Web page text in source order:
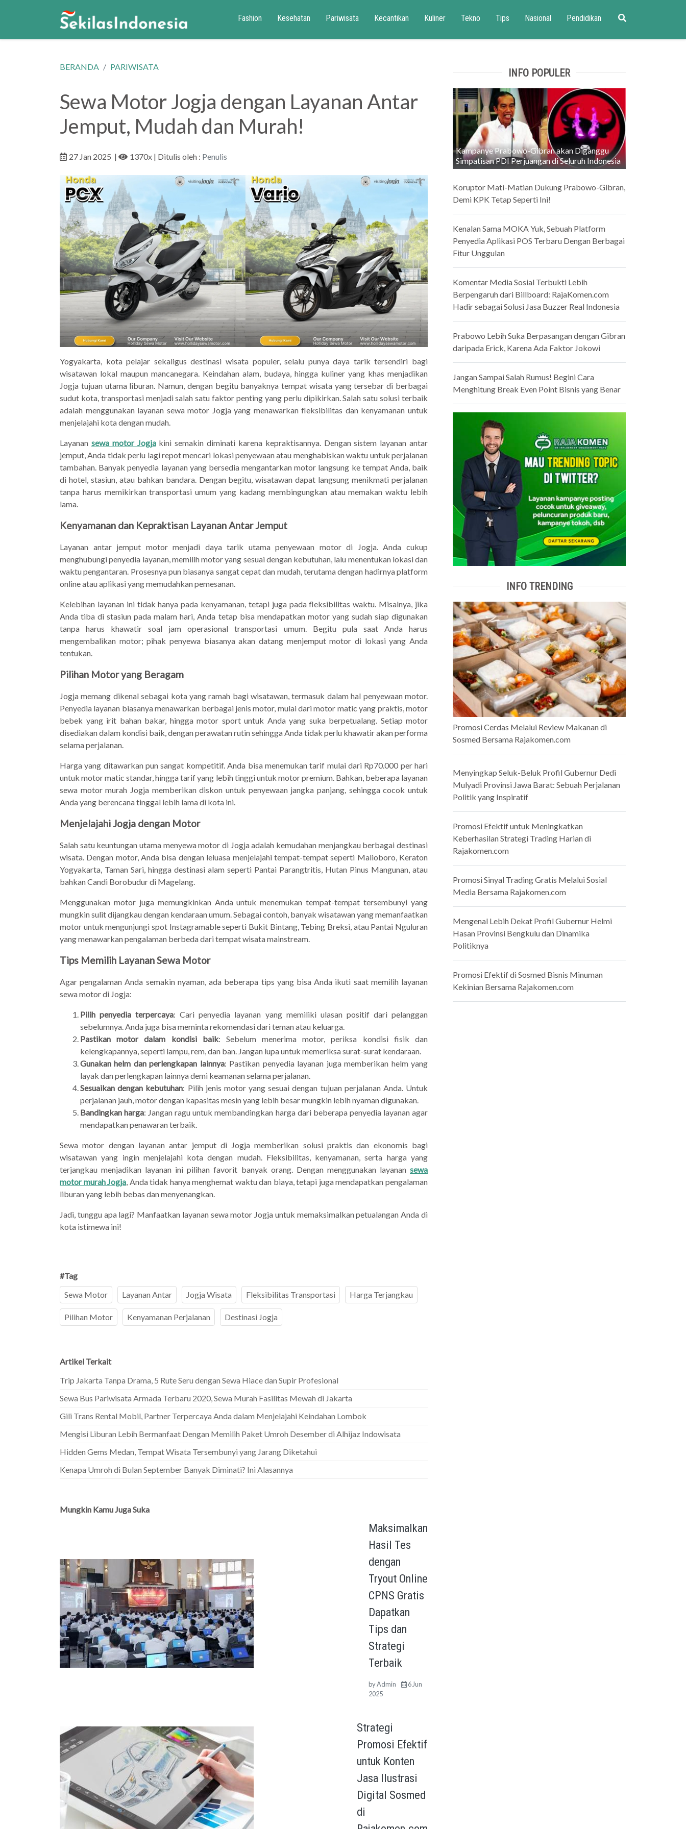
Fashion Kesehatan Pariwisata Kecantikan Kuliner Tekno Tips Nasional Pendidikan
BERANDA PARIWISATA
Sewa Motor Jogja dengan Layanan Antar
Jemput, Mudah dan Murah!
27 Jan 2025 | 1370x | Ditulis oleh : Penulis
Yogyakarta, kota pelajar sekaligus destinasi wisata populer, selalu punya daya tarik tersendiri bagi
wisatawan lokal maupun mancanegara. Keindahan alam, budaya, hingga kuliner yang khas menjadikan
Jogja tujuan utama liburan. Namun, dengan begitu banyaknya tempat wisata yang tersebar di berbagai
sudut kota, transportasi menjadi salah satu faktor penting yang perlu dipikirkan. Salah satu solusi terbaik
adalah menggunakan layanan sewa motor Jogja yang menawarkan fleksibilitas dan kenyamanan untuk
menjelajahi kota dengan mudah.
Layanan sewa motor Jogjakini semakin diminati karena kepraktisannya. Dengan sistem layanan antar
jemput, Anda tidak perlu lagi repot mencari lokasi penyewaan atau menghabiskan waktu untuk perjalanan
tambahan. Banyak penyedia layanan yang bersedia mengantarkan motor langsung ke tempat Anda, baik
di hotel, stasiun, atau bahkan bandara. Dengan begitu, wisatawan dapat langsung menikmati perjalanan
tanpa harus memikirkan transportasi umum yang kadang membingungkan atau memakan waktu lebih
lama.
Kenyamanan dan Kepraktisan Layanan Antar Jemput
Layanan antar jemput motor menjadi daya tarik utama penyewaan motor di Jogja. Anda cukup
menghubungi penyedia layanan, memilih motor yang sesuai dengan kebutuhan, lalu menentukan lokasi dan
waktu pengantaran. Prosesnya pun biasanya sangat cepat dan mudah, terutama dengan hadirnya platform
online atau aplikasi yang memudahkan pemesanan.
Kelebihan layanan ini tidak hanya pada kenyamanan, tetapi juga pada fleksibilitas waktu. Misalnya, jika
Anda tiba di stasiun pada malam hari, Anda tetap bisa mendapatkan motor yang sudah siap digunakan
tanpa harus khawatir soal jam operasional transportasi umum. Begitu pula saat Anda harus
mengembalikan motor; pihak penyewa biasanya akan datang menjemput motor di lokasi yang Anda
tentukan.
Pilihan Motor yang Beragam
Jogja memang dikenal sebagai kota yang ramah bagi wisatawan, termasuk dalam hal penyewaan motor.
Penyedia layanan biasanya menawarkan berbagai jenis motor, mulai dari motor matic yang praktis, motor
bebek yang irit bahan bakar, hingga motor sport untuk Anda yang suka berpetualang. Setiap motor
disediakan dalam kondisi baik, dengan perawatan rutin sehingga Anda tidak perlu khawatir akan performa
selama perjalanan.
Harga yang ditawarkan pun sangat kompetitif. Anda bisa menemukan tarif mulai dari Rp70.000 per hari
untuk motor matic standar, hingga tarif yang lebih tinggi untuk motor premium. Bahkan, beberapa layanan
sewa motor murah Jogja memberikan diskon untuk penyewaan jangka panjang, sehingga cocok untuk
Anda yang berencana tinggal lebih lama di kota ini.
Menjelajahi Jogja dengan Motor
Salah satu keuntungan utama menyewa motor di Jogja adalah kemudahan menjangkau berbagai destinasi
wisata. Dengan motor, Anda bisa dengan leluasa menjelajahi tempat-tempat seperti Malioboro, Keraton
Yogyakarta, Taman Sari, hingga destinasi alam seperti Pantai Parangtritis, Hutan Pinus Mangunan, atau
bahkan Candi Borobudur di Magelang.
Menggunakan motor juga memungkinkan Anda untuk menemukan tempat-tempat tersembunyi yang
mungkin sulit dijangkau dengan kendaraan umum. Sebagai contoh, banyak wisatawan yang memanfaatkan
motor untuk mengunjungi spot Instagramable seperti Bukit Bintang, Tebing Breksi, atau Pantai Nguluran
yang menawarkan pengalaman berbeda dari tempat wisata mainstream.
Tips Memilih Layanan Sewa Motor
Agar pengalaman Anda semakin nyaman, ada beberapa tips yang bisa Anda ikuti saat memilih layanan
sewa motor di Jogja:
Pilih penyedia terpercaya: Cari penyedia layanan yang memiliki ulasan positif dari pelanggan
sebelumnya. Anda juga bisa meminta rekomendasi dari teman atau keluarga.
Pastikan motor dalam kondisi baik: Sebelum menerima motor, periksa kondisi fisik dan
kelengkapannya, seperti lampu, rem, dan ban. Jangan lupa untuk memeriksa surat-surat kendaraan.
Gunakan helm dan perlengkapan lainnya: Pastikan penyedia layanan juga memberikan helm yang
layak dan perlengkapan lainnya demi keamanan selama perjalanan.
Sesuaikan dengan kebutuhan: Pilih jenis motor yang sesuai dengan tujuan perjalanan Anda. Untuk
perjalanan jauh, motor dengan kapasitas mesin yang lebih besar mungkin lebih nyaman digunakan.
Bandingkan harga: Jangan ragu untuk membandingkan harga dari beberapa penyedia layanan agar
mendapatkan penawaran terbaik.
Sewa motor dengan layanan antar jemput di Jogja memberikan solusi praktis dan ekonomis bagi
wisatawan yang ingin menjelajahi kota dengan mudah. Fleksibilitas, kenyamanan, serta harga yang
terjangkau menjadikan layanan ini pilihan favorit banyak orang. Dengan menggunakan layanan sewa
motor murah Jogja , Anda tidak hanya menghemat waktu dan biaya, tetapi juga mendapatkan pengalaman
liburan yang lebih bebas dan menyenangkan.
Jadi, tunggu apa lagi? Manfaatkan layanan sewa motor Jogja untuk memaksimalkan petualangan Anda di
kota istimewa ini!
#Tag
Sewa Motor
Layanan Antar Jogja Wisata Fleksibilitas Transportasi Harga Terjangkau
Pilihan Motor Kenyamanan Perjalanan Destinasi Jogja
Artikel Terkait
Trip Jakarta Tanpa Drama, 5 Rute Seru dengan Sewa Hiace dan Supir Profesional
Sewa Bus Pariwisata Armada Terbaru 2020, Sewa Murah Fasilitas Mewah di Jakarta
Gili Trans Rental Mobil, Partner Terpercaya Anda dalam Menjelajahi Keindahan Lombok
Mengisi Liburan Lebih Bermanfaat Dengan Memilih Paket Umroh Desember di Alhijaz Indowisata
Hidden Gems Medan, Tempat Wisata Tersembunyi yang Jarang Diketahui
Kenapa Umroh di Bulan September Banyak Diminati? Ini Alasannya
Mungkin Kamu Juga Suka
Maksimalkan
Hasil Tes
dengan
Tryout Online
CPNS Gratis
Dapatkan
Tips dan
Strategi
Terbaik
byAdmin
6 Jun
2025
Strategi
Promosi Efektif
untuk Konten
Jasa Ilustrasi
Digital Sosmed
di
INFO POPULER
Kampanye Prabowo-Gibran akan Diganggu
Simpatisan PDI Perjuangan di Seluruh Indonesia
Koruptor Mati-Matian Dukung Prabowo-Gibran,
Demi KPK Tetap Seperti Ini!
Kenalan Sama MOKA Yuk, Sebuah Platform
Penyedia Aplikasi POS Terbaru Dengan Berbagai
Fitur Unggulan
Komentar Media Sosial Terbukti Lebih
Berpengaruh dari Billboard: RajaKomen.com
Hadir sebagai Solusi Jasa Buzzer Real Indonesia
Prabowo Lebih Suka Berpasangan dengan Gibran
daripada Erick, Karena Ada Faktor Jokowi
Jangan Sampai Salah Rumus! Begini Cara
Menghitung Break Even Point Bisnis yang Benar
INFO TRENDING
Promosi Cerdas Melalui Review Makanan di
Sosmed Bersama Rajakomen.com
Menyingkap Seluk-Beluk Profil Gubernur Dedi
Mulyadi Provinsi Jawa Barat: Sebuah Perjalanan
Politik yang Inspiratif
Promosi Efektif untuk Meningkatkan
Keberhasilan Strategi Trading Harian di
Rajakomen.com
Promosi Sinyal Trading Gratis Melalui Sosial
Media Bersama Rajakomen.com
Mengenal Lebih Dekat Profil Gubernur Helmi
Hasan Provinsi Bengkulu dan Dinamika
Politiknya
Promosi Efektif di Sosmed Bisnis Minuman
Kekinian Bersama Rajakomen.com